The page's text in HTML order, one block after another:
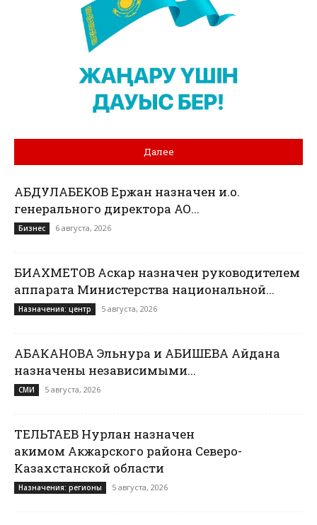
Далее
АБДУЛАБЕКОВ Ержан назначен и.о.
генерального директора АО...
Бизнес 6 августа, 2026
БИАХМЕТОВ Аскар назначен руководителем
аппарата Министерства национальной...
Назначения: центр 5 августа, 2026
АБАКАНОВА Эльнура и АБИШЕВА Айдана
назначены независимыми...
СМИ 5 августа, 2026
ТЕЛЬТАЕВ Нурлан назначен
акимом Акжарского района Северо-
Казахстанской области
Назначения: регионы 5 августа, 2026